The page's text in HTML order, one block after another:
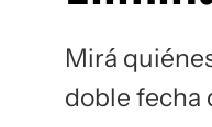
Mirá
doble fecha